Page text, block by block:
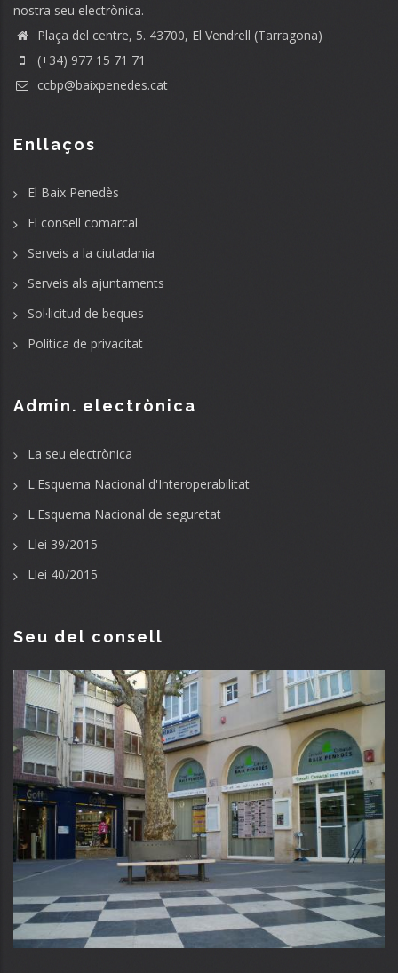
nostra seu electrònica.
Plaça del centre, 5. 43700, El Vendrell (Tarragona)
(+34) 977 15 71 71
ccbp@baixpenedes.cat
Enllaços
El Baix Penedès
El consell comarcal
Serveis a la ciutadania
Serveis als ajuntaments
Sol·licitud de beques
Política de privacitat
Admin. electrònica
La seu electrònica
L'Esquema Nacional d'Interoperabilitat
L'Esquema Nacional de seguretat
Llei 39/2015
Llei 40/2015
Seu del consell